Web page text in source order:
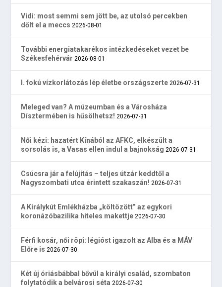
Vidi: most semmi sem jött be, az utolsó percekben
dőlt el a meccs 2026-08-01
További energiatakarékos intézkedéseket vezet be
Székesfehérvár 2026-08-01
I. fokú vízkorlátozás lép életbe országszerte 2026-07-31
Meleged van? A múzeumban és a Városháza
Dísztermében is hűsölhetsz! 2026-07-31
Női kézi: hazatért Kínából az AFKC, elkészült a
sorsolás is, a Vasas ellen indul a bajnokság 2026-07-31
Csúcsra jár a felújítás – teljes útzár keddtől a
Nagyszombati utca érintett szakaszán! 2026-07-31
A Királykút Emlékházba „költözött” az egykori
koronázóbazilika hiteles makettje 2026-07-30
Férfi kosár, női röpi: légióst igazolt az Alba és a MÁV
Előre is 2026-07-30
Két új óriásbábbal bővül a királyi család, szombaton
folytatódik a belvárosi séta 2026-07-30